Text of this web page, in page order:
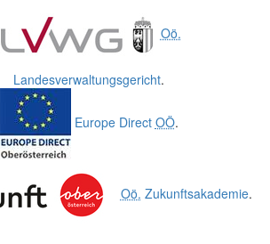
Oö.
Landesverwaltungsgericht.
Europe Direct OÖ.
Oö. Zukunftsakademie.